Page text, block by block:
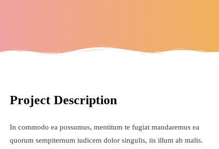
Project Description
In commodo ea possumus, mentitum te fugiat mandaremus ea
quorum sempiternum iudicem dolor singulis, iis illum ab malis.